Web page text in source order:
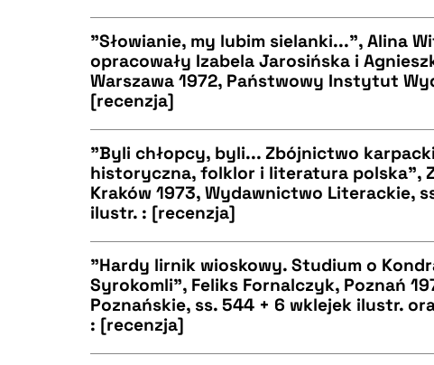
BIBTEX
CZYSTY TEKST
BIBTEX
"Słowianie, my lubim sielanki...", Alina
opracowały Izabela Jarosińska i
Warszawa 1972, Państwowy Instytut
[recenzja]
CZYSTY TEKST
BIBTEX
"Byli chłopcy, byli... Zbójnictwo
historyczna, folklor i literatura polska",
Kraków 1973, Wydawnictwo Literackie,
ilustr. : [recenzja]
CZYSTY TEKST
"Hardy lirnik wioskowy. Studium o
Syrokomli", Feliks Fornalczyk, Poznań
Poznańskie, ss. 544 + 6 wklejek ilustr.
: [recenzja]